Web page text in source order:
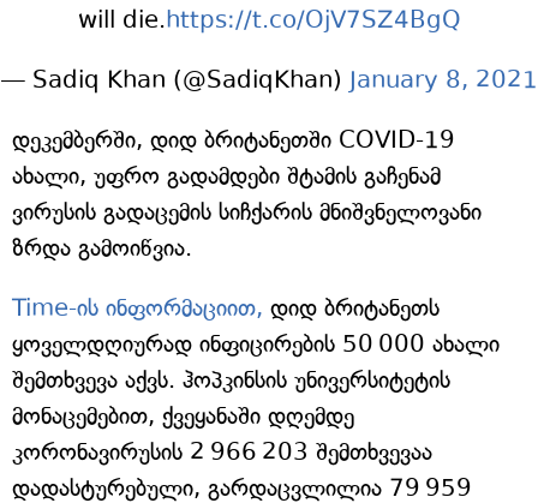
will die.https://t.co/OjV7SZ4BgQ
— Sadiq Khan (@SadiqKhan) January 8, 2021
დეკემბერში, დიდ ბრიტანეთში COVID-19
ახალი, უფრო გადამდები შტამის გაჩენამ
ვირუსის გადაცემის სიჩქარის მნიშვნელოვანი
ზრდა გამოიწვია.
Time-ის ინფორმაციით, დიდ ბრიტანეთს
ყოველდღიურად ინფიცირების 50 000 ახალი
შემთხვევა აქვს. ჰოპკინსის უნივერსიტეტის
მონაცემებით, ქვეყანაში დღემდე
კორონავირუსის 2 966 203 შემთხვევაა
დადასტურებული, გარდაცვლილია 79 959